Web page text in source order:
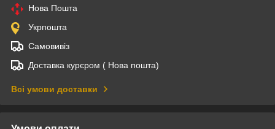
Нова Пошта
Укрпошта
Самовивіз
Доставка курєром ( Нова пошта)
Всі умови доставки